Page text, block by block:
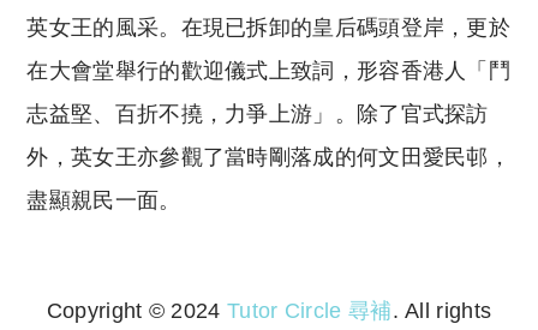
英女王的風采。在現已拆卸的皇后碼頭登岸，更於
在大會堂舉行的歡迎儀式上致詞，形容香港人「鬥
志益堅、百折不撓，力爭上游」。除了官式探訪
外，英女王亦參觀了當時剛落成的何文田愛民邨，
盡顯親民一面。
Copyright © 2024 Tutor Circle 尋補. All rights